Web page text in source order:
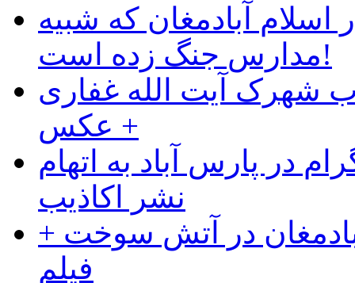
آبادمغان که شبیه
مدارس جنگ زده است!
شهرک آیت الله غفاری
+ عکس
در پارس آباد به اتهام
نشر اکاذیب
در آتش سوخت +
فیلم